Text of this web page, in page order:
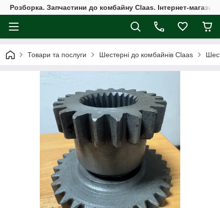
Розборка. Запчастини до комбайну Claas. Інтернет-
Товари та послуги Шестерні до комбайнів Claas